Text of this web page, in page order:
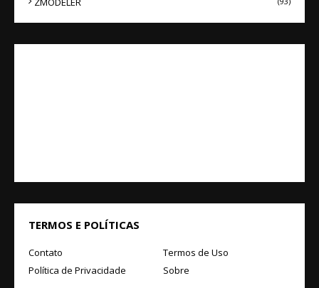
TERMOS E POLÍTICAS
Contato
Termos de Uso
Política de Privacidade
Sobre